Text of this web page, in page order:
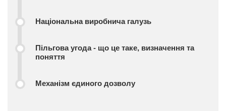
Національна виробнича галузь
Пільгова угода - що це таке, визначення та
поняття
Механізм єдиного дозволу